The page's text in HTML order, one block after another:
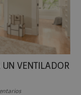
VENTILADOR